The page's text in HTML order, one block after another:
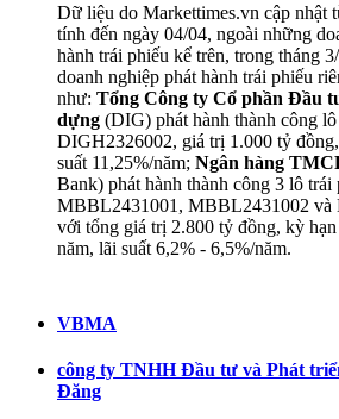
Dữ liệu do Markettimes.vn cập nhật
tính đến ngày 04/04, ngoài những
hành trái phiếu kể trên, trong tháng
doanh nghiệp phát hành trái phiếu
như: Tổng Công ty Cổ phần Đầu
dựng (DIG) phát hành thành công
DIGH2326002, giá trị 1.000 tỷ
suất 11,25%/năm; Ngân hàng
Bank) phát hành thành công 3 lô trái
MBBL2431001, MBBL2431002 và
với tổng giá trị 2.800 tỷ đồng, kỳ
năm, lãi suất 6,2% - 6,5%/năm.
VBMA
công ty TNHH Đầu tư và Phát
Đăng